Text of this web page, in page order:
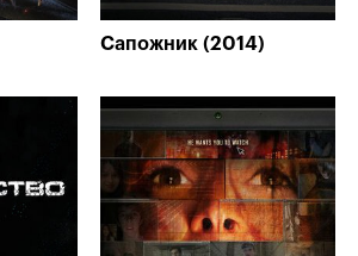
Сапожник (2014)